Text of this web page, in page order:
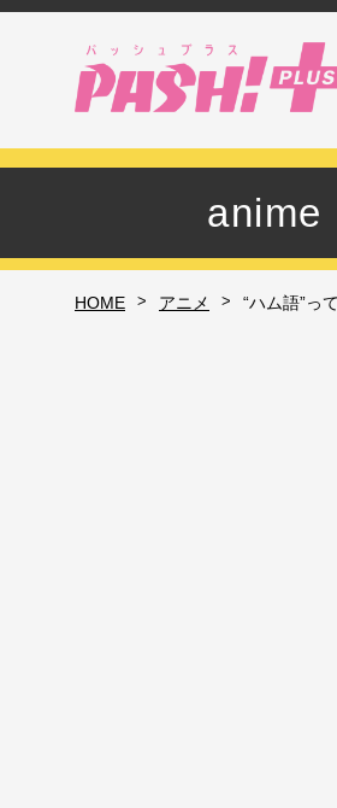
anime
HOME > アニメ > “ハム語”っ